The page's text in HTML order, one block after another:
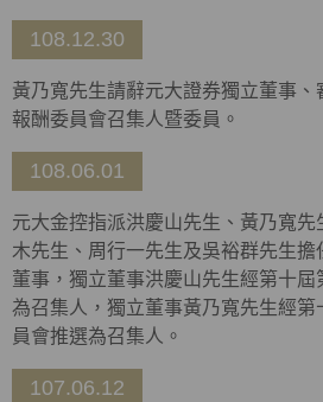
108.12.30
黃乃寬先生請辭元大證券獨立董事
報酬委員會召集人暨委員。
108.06.01
元大金控指派洪慶山先生、黃乃寬先
木先生、周行一先生及吳裕群先生
董事，獨立董事洪慶山先生經第十
為召集人，獨立董事黃乃寬先生經
員會推選為召集人。
107.06.12